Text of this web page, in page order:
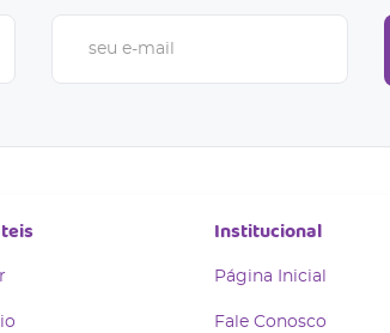
Institucional
Página Inicial
Fale Conosco